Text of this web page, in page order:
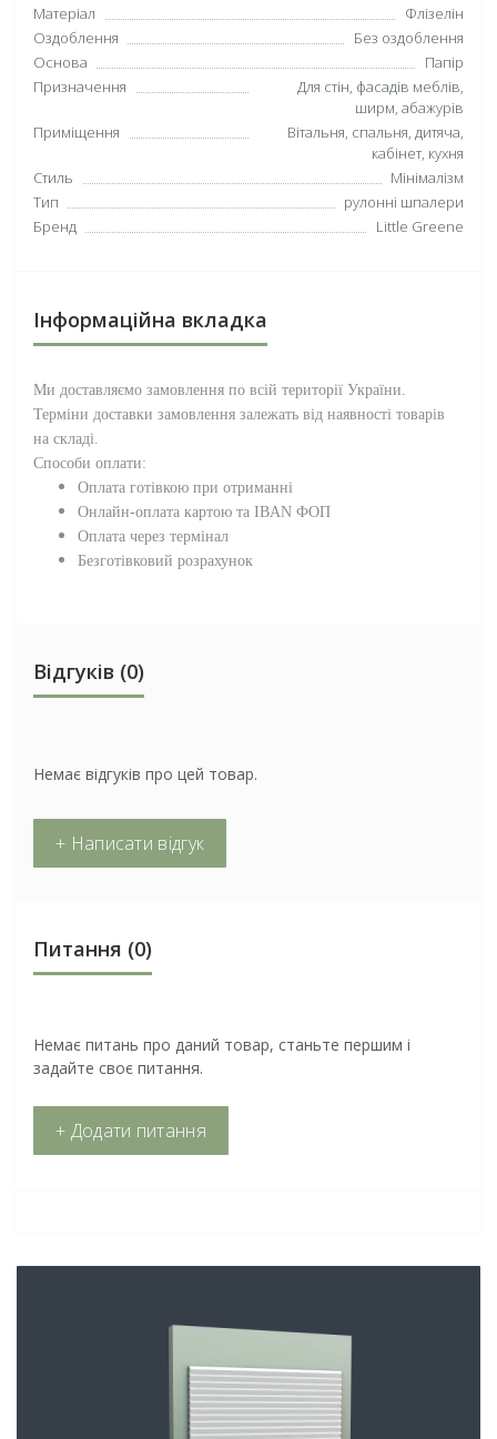
Матеріал
Флізелін
Оздоблення
Без оздоблення
Основа
Папір
Призначення
Для стін, фасадів меблів,
ширм, абажурів
Приміщення
Вітальня, спальня, дитяча,
кабінет, кухня
Стиль
Мінімалізм
Тип
рулонні шпалери
Бренд
Little Greene
Інформаційна вкладка
Ми доставляємо замовлення по всій території України.
Терміни доставки замовлення залежать від наявності товарів
на складі.
Способи оплати:
Оплата готівкою при отриманні
Онлайн-оплата картою та IBAN ФОП
Оплата через термінал
Безготівковий розрахунок
Відгуків (0)
Немає відгуків про цей товар.
+ Написати відгук
Питання (0)
Немає питань про даний товар, станьте першим і
задайте своє питання.
+ Додати питання